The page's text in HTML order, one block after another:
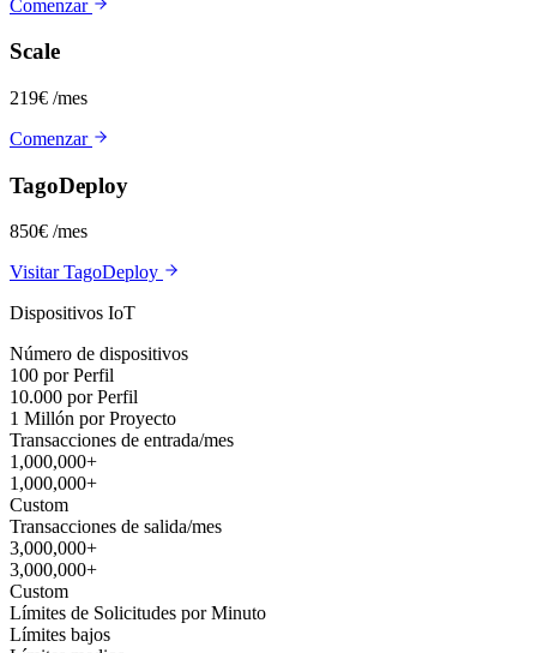
Comenzar
Scale
219€ /mes
Comenzar
TagoDeploy
850€ /mes
Visitar TagoDeploy
Dispositivos IoT
Número de dispositivos
100 por Perfil
10.000 por Perfil
1 Millón por Proyecto
Transacciones de entrada/mes
1,000,000+
1,000,000+
Custom
Transacciones de salida/mes
3,000,000+
3,000,000+
Custom
Límites de Solicitudes por Minuto
Límites bajos